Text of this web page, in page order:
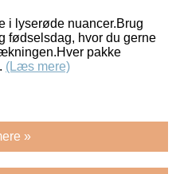
i lyserøde nuancer.Brug
fødselsdag, hvor du gerne
pakke
(Læs mere)
»